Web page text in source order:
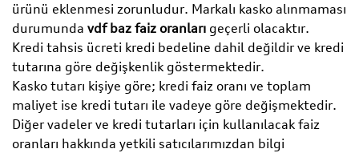
ürünü eklenmesi zorunludur. Markalı kasko alınmaması
durumunda vdf baz faiz oranları geçerli olacaktır.
Kredi tahsis ücreti kredi bedeline dahil değildir ve kredi
tutarına göre değişkenlik göstermektedir.
Kasko tutarı kişiye göre; kredi faiz oranı ve toplam
maliyet ise kredi tutarı ile vadeye göre değişmektedir.
Diğer vadeler ve kredi tutarları için kullanılacak faiz
oranları hakkında yetkili satıcılarımızdan bilgi